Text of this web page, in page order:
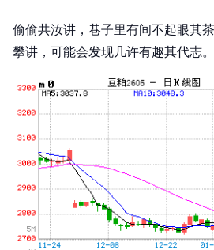
偷偷共汝讲，巷子里有间不起眼其
攀讲，可能会发现几许有趣其代志。